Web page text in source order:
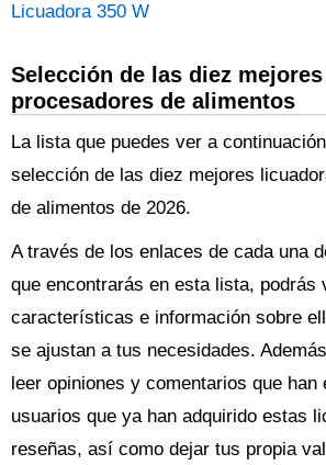
Licuadora 350 W
Selección de las diez
procesadores de alimentos
La lista que puedes ver a
selección de las diez mejores
de alimentos de 2026.
A través de los enlaces de cada una
que encontrarás en esta lista, podrás
características e información sobre
se ajustan a tus necesidades.
leer opiniones y comentarios que han
usuarios que ya han adquirido estas
reseñas, así como dejar tus propia